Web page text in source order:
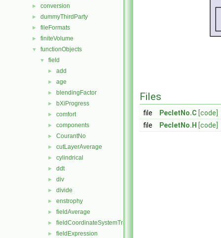
► conversion
► dummyThirdParty
► fileFormats
► finiteVolume
▼ functionObjects
▼ field
► add
► age
► blendingFactor
► bXiProgress
► comfort
► components
► CourantNo
► cutLayerAverage
► cylindrical
► ddt
► div
► divide
► enstrophy
► fieldAverage
► fieldCoordinateSystemTransform
► fieldExpression
Files
file PecletNo.C [code]
file
PecletNo.H [code]